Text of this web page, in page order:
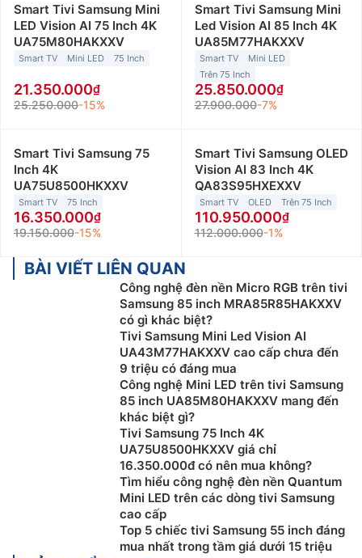
Smart Tivi Samsung Mini
LED Vision AI 75 Inch 4K
UA75M80HAKXXV
Smart TV Mini LED 75 Inch
21.350.000
25.250.000-15%
Smart Tivi Samsung Mini
Led Vision AI 85 Inch 4K
UA85M77HAKXXV
Smart TV
Mini LED
Trên 75 Inch
25.850.000
27.900.000-7%
Smart Tivi Samsung 75
Inch 4K
UA75U8500HKXXV
Smart TV 75 Inch
16.350.000
19.150.000-15%
Smart Tivi Samsung OLED
Vision AI 83 Inch 4K
QA83S95HXEXXV
Smart TV OLED Trên 75 Inch
110.950.000
112.000.000-1%
BÀI VIẾT LIÊN QUAN
Công nghệ đèn nền Micro RGB trên tivi
Samsung 85 inch MRA85R85HAKXXV
có gì khác biệt?
Tivi Samsung Mini Led Vision AI
UA43M77HAKXXV cao cấp chưa đến
9 triệu có đáng mua
Công nghệ Mini LED trên tivi Samsung
85 inch UA85M80HAKXXV mang đến
khác biệt gì?
Tivi Samsung 75 Inch 4K
UA75U8500HKXXV giá chỉ
16.350.000đ có nên mua không?
Tìm hiểu công nghệ đèn nền Quantum
Mini LED trên các dòng tivi Samsung
cao cấp
Top 5 chiếc tivi Samsung 55 inch đáng
mua nhất trong tầm giá dưới 15 triệu